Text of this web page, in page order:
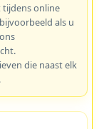
online
als u
die naast elk